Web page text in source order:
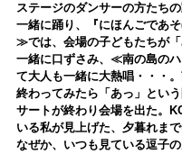
ステージのダンサーの方たち
一緒に踊り、『にほんごであ
≫では、会場の子どもたちが
一緒に口ずさみ、≪南の島の
て大人も一緒に大熱唱・・・
終わってみたら「あっ」とい
サートが終わり会場を出た。
いる私が見上げた、夕暮れま
なぜか、いつも見ている逗子